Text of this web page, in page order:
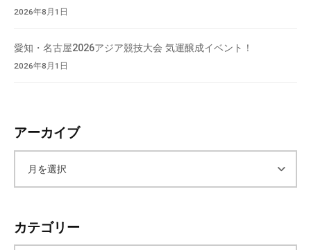
2026年8月1日
愛知・名古屋2026アジア競技大会 気運醸成イベント！
2026年8月1日
アーカイブ
カ
カテゴリー